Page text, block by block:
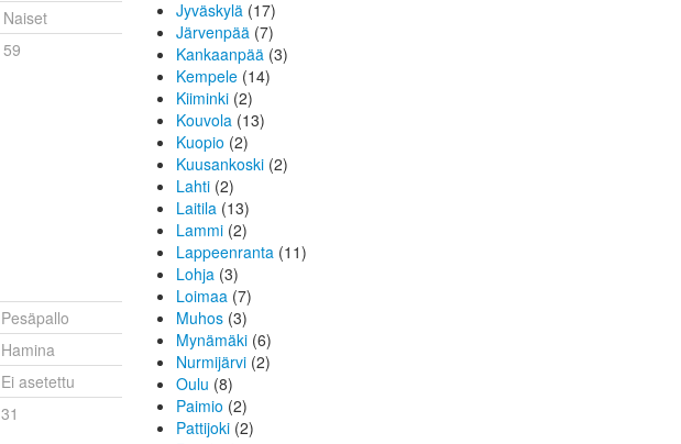
Naiset
59
Pesäpallo
Hamina
Ei asetettu
31
Jyväskylä (17)
Järvenpää (7)
Kankaanpää (3)
Kempele (14)
Kiiminki (2)
Kouvola (13)
Kuopio (2)
Kuusankoski (2)
Lahti (2)
Laitila (13)
Lammi (2)
Lappeenranta (11)
Lohja (3)
Loimaa (7)
Muhos (3)
Mynämäki (6)
Nurmijärvi (2)
Oulu (8)
Paimio (2)
Pattijoki (2)